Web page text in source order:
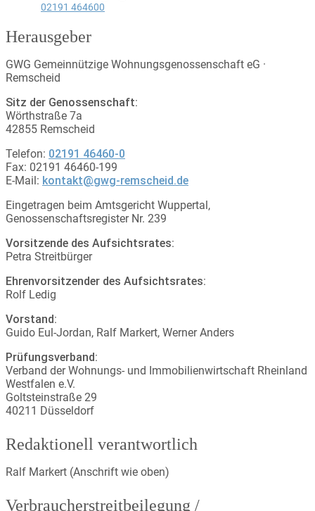
02191 464600
Herausgeber
GWG Gemeinnützige Wohnungsgenossenschaft eG ·
Remscheid
Sitz der Genossenschaft:
Wörthstraße 7a
42855 Remscheid
Telefon: 02191 46460-0
Fax: 02191 46460-199
E-Mail: kontakt@gwg-remscheid.de
Eingetragen beim Amtsgericht Wuppertal,
Genossenschaftsregister Nr. 239
Vorsitzende des Aufsichtsrates:
Petra Streitbürger
Ehrenvorsitzender des Aufsichtsrates:
Rolf Ledig
Vorstand:
Guido Eul-Jordan, Ralf Markert, Werner Anders
Prüfungsverband:
Verband der Wohnungs- und Immobilienwirtschaft Rheinland
Westfalen e.V.
Goltsteinstraße 29
40211 Düsseldorf
Redaktionell verantwortlich
Ralf Markert (Anschrift wie oben)
Verbraucher­streit­beilegung /